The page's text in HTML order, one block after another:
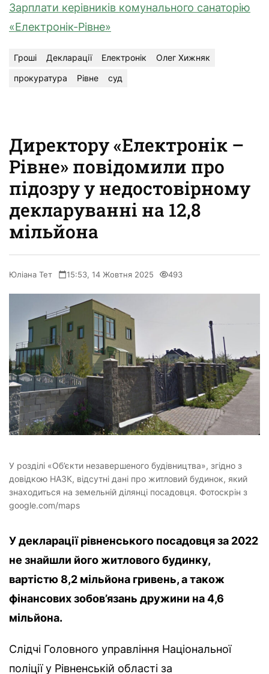
Зарплати керівників комунального санаторію
«Електронік-Рівне»
Гроші Декларації Електронік
Олег Хижняк
прокуратура
Рівне суд
Директору «Електронік –
Рівне» повідомили про
підозру у недостовірному
декларуванні на 12,8
мільйона
Юліана Тет 15:53, 14 Жовтня 2025 493
У розділі «Об’єкти незавершеного будівництва», згідно з
довідкою НАЗК, відсутні дані про житловий будинок, який
знаходиться на земельній ділянці посадовця. Фотоскрін з
google.com/maps
У декларації рівненського посадовця за 2022
не знайшли його житлового будинку,
вартістю 8,2 мільйона гривень, а також
фінансових зобов’язань дружини на 4,6
мільйона.
Слідчі Головного управління Національної
поліції у Рівненській області за